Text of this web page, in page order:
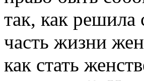
так, как
часть жизни
как стать